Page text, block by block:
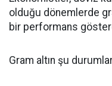
olduğu dönemlerde
bir performans
Gram altın şu